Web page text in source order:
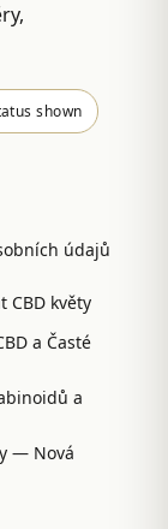
shown
údajů
CBD květy
a Časté
a
— Nová